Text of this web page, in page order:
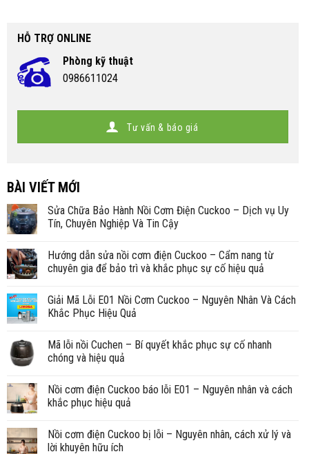
HỖ TRỢ ONLINE
Phòng kỹ thuật
0986611024
Tư vấn & báo giá
BÀI VIẾT MỚI
Sửa Chữa Bảo Hành Nồi Cơm Điện Cuckoo – Dịch vụ Uy
Tín, Chuyên Nghiệp Và Tin Cậy
Hướng dẫn sửa nồi cơm điện Cuckoo – Cẩm nang từ
chuyên gia để bảo trì và khắc phục sự cố hiệu quả
Giải Mã Lỗi E01 Nồi Cơm Cuckoo – Nguyên Nhân Và Cách
Khắc Phục Hiệu Quả
Mã lỗi nồi Cuchen – Bí quyết khắc phục sự cố nhanh
chóng và hiệu quả
Nồi cơm điện Cuckoo báo lỗi E01 – Nguyên nhân và cách
khắc phục hiệu quả
Nồi cơm điện Cuckoo bị lỗi – Nguyên nhân, cách xử lý và
lời khuyên hữu ích